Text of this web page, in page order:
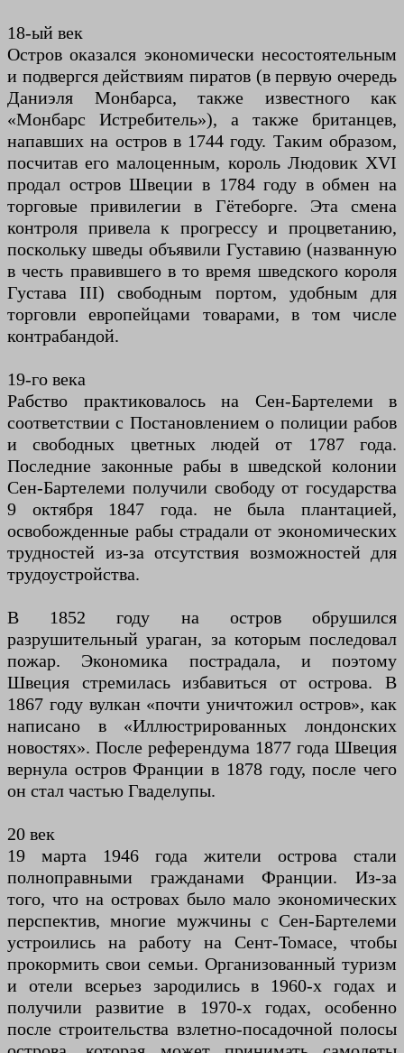
18-ый век
Остров оказался экономически несостоятельным
и подвергся действиям пиратов (в первую очередь
Даниэля Монбарса, также известного как
«Монбарс Истребитель»), а также британцев,
напавших на остров в 1744 году. Таким образом,
посчитав его малоценным, король Людовик XVI
продал остров Швеции в 1784 году в обмен на
торговые привилегии в Гётеборге. Эта смена
контроля привела к прогрессу и процветанию,
поскольку шведы объявили Густавию (названную
в честь правившего в то время шведского короля
Густава III) свободным портом, удобным для
торговли европейцами товарами, в том числе
контрабандой.
19-го века
Рабство практиковалось на Сен-Бартелеми в
соответствии с Постановлением о полиции рабов
и свободных цветных людей от 1787 года.
Последние законные рабы в шведской колонии
Сен-Бартелеми получили свободу от государства
9 октября 1847 года. не была плантацией,
освобожденные рабы страдали от экономических
трудностей из-за отсутствия возможностей для
трудоустройства.
В 1852 году на остров обрушился
разрушительный ураган, за которым последовал
пожар. Экономика пострадала, и поэтому
Швеция стремилась избавиться от острова. В
1867 году вулкан «почти уничтожил остров», как
написано в «Иллюстрированных лондонских
новостях». После референдума 1877 года Швеция
вернула остров Франции в 1878 году, после чего
он стал частью Гваделупы.
20 век
19 марта 1946 года жители острова стали
полноправными гражданами Франции. Из-за
того, что на островах было мало экономических
перспектив, многие мужчины с Сен-Бартелеми
устроились на работу на Сент-Томасе, чтобы
прокормить свои семьи. Организованный туризм
и отели всерьез зародились в 1960-х годах и
получили развитие в 1970-х годах, особенно
после строительства взлетно-посадочной полосы